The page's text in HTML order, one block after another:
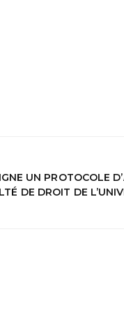
UN PROTOCOLE
DE DROIT DE